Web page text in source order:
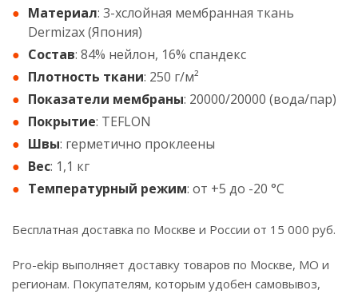
Материал: 3-хслойная мембранная ткань
Dermizax (Япония)
Состав: 84% нейлон, 16% спандекс
Плотность ткани: 250 г/м²
Показатели мембраны: 20000/20000 (вода/пар)
Покрытие: TEFLON
Швы: герметично проклеены
Вес: 1,1 кг
Температурный режим: от +5 до -20 °С
Бесплатная доставка по Москве и России от 15 000 руб.
Pro-ekip выполняет доставку товаров по Москве, МО и
регионам. Покупателям, которым удобен самовывоз,